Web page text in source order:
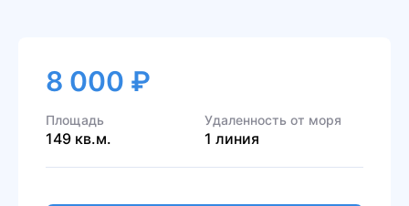
8 000 ₽
Площадь
149 кв.м.
Удаленность от моря
1 линия